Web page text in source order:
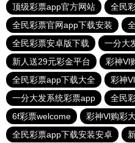
顶级彩票app官方网站
全民
全民彩票官网app下载安装
全民彩票安卓版下载
一分大
新人送29元彩金平台
彩神Vl
全民彩票app下载大全
彩神
一分大发系统彩票app
全民
6f彩票welcome
彩神Vl购彩
全民彩票app下载安装安卓